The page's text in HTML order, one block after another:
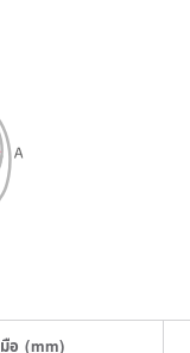
อ (mm)